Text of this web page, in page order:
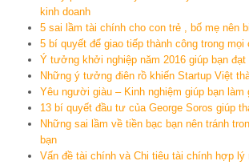
kinh doanh
5 sai lầm tài chính cho con trẻ , bố mẹ nên
5 bí quyết để giao tiếp thành công trong mọi
Ý tưởng khởi nghiệp năm 2016 giúp bạn
Những ý tưởng điên rồ khiến Startup Việt
Yêu người giàu – Kinh nghiệm giúp bạn làm
13 bí quyết đầu tư của George Soros giúp
Những sai lầm về tiền bạc bạn nên tránh
bạn
Vấn đề tài chính và Chi tiêu tài chính hợp lý